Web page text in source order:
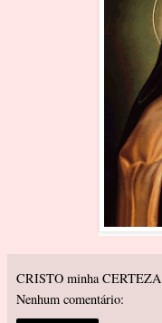
CRISTO minha CERTEZA
Nenhum comentário: